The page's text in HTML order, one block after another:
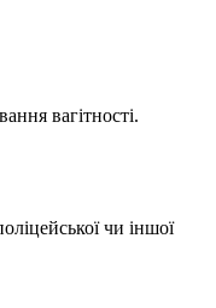
вагітності.
чи іншої